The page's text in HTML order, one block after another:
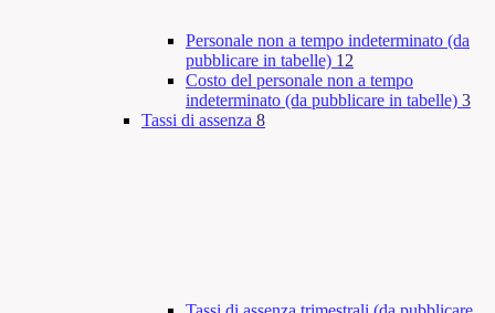
Personale non a tempo indeterminato (da
pubblicare in tabelle) 12
Costo del personale non a tempo
indeterminato (da pubblicare in tabelle) 3
Tassi di assenza 8